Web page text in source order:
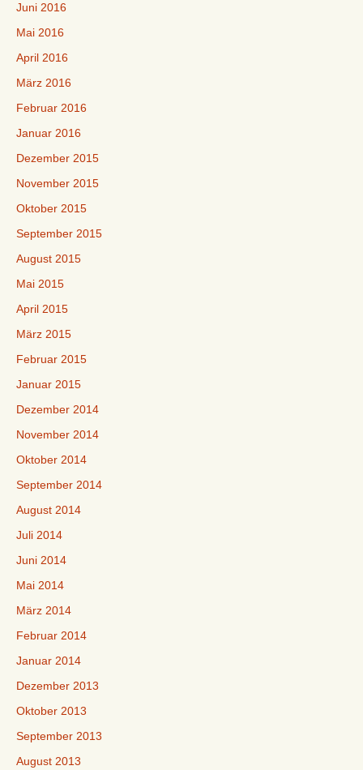
Juni 2016
Mai 2016
April 2016
März 2016
Februar 2016
Januar 2016
Dezember 2015
November 2015
Oktober 2015
September 2015
August 2015
Mai 2015
April 2015
März 2015
Februar 2015
Januar 2015
Dezember 2014
November 2014
Oktober 2014
September 2014
August 2014
Juli 2014
Juni 2014
Mai 2014
März 2014
Februar 2014
Januar 2014
Dezember 2013
Oktober 2013
September 2013
August 2013